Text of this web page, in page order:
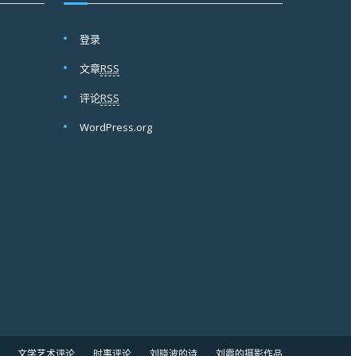
登录
文章RSS
评论RSS
WordPress.org